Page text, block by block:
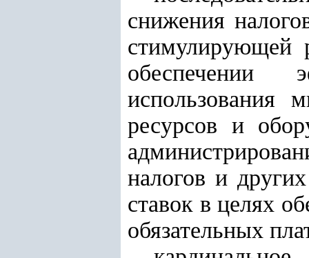
снижения
стимулирующей
обеспечении
использования
ресурсов и
налогов и
ставок в целях
обязательных